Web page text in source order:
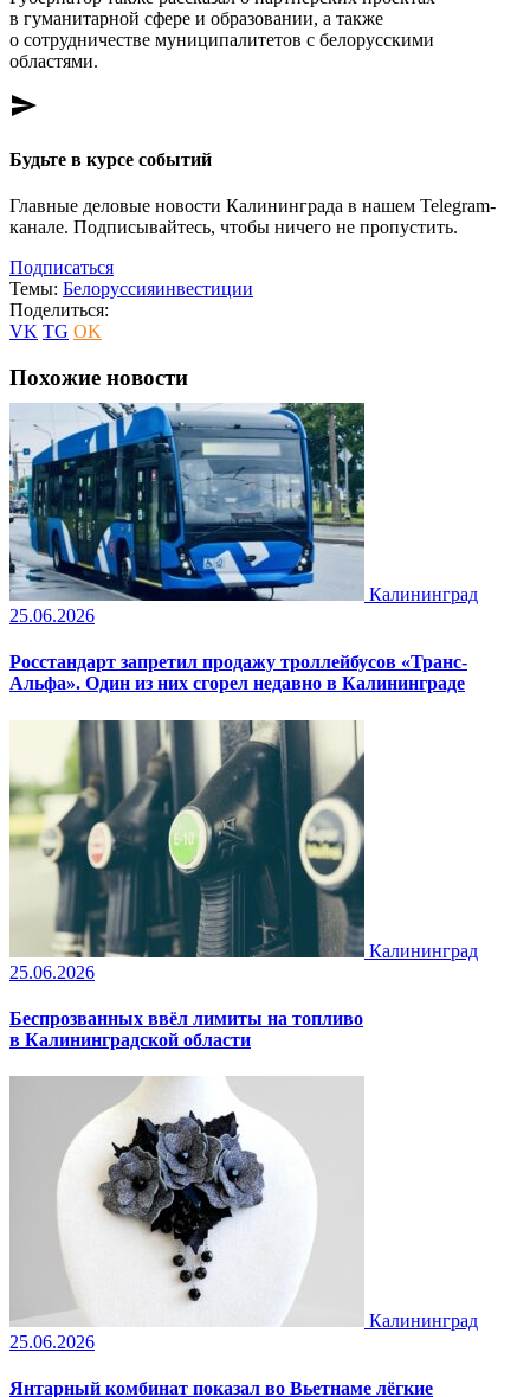
в гуманитарной сфере и образовании, а также
о сотрудничестве муниципалитетов с белорусскими
областями.
send
Будьте в курсе событий
Главные деловые новости Калининграда в нашем Telegram-
канале. Подписывайтесь, чтобы ничего не пропустить.
Подписаться
Темы: Белоруссияинвестиции
Поделиться:
VK TG OK
Похожие новости
Калининград
25.06.2026
Росстандарт запретил продажу троллейбусов «Транс-
Альфа». Один из них сгорел недавно в Калининграде
Калининград
25.06.2026
Беспрозванных ввёл лимиты на топливо
в Калининградской области
Калининград
25.06.2026
Янтарный комбинат показал во Вьетнаме лёгкие